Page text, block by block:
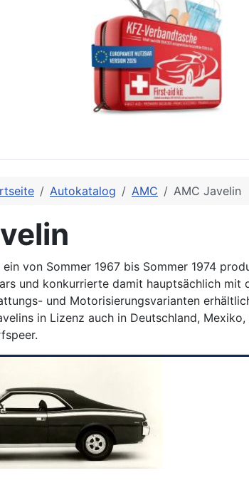
Autokatalog AMC AMC Javelin
von Sommer 1967 bis Sommer 1974
und konkurrierte damit hauptsächlich
und Motorisierungsvarianten
in Lizenz auch in Deutschland,